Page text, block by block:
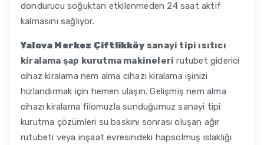
dondurucu soğuktan etkilenmeden 24 saat aktif
kalmasını sağlıyor.
Yalova Merkez Çiftlikköysanayi tipi ısıtıcı
kiralama şap kurutma makineleri rutubet giderici
cihaz kiralama nem alma cihazı kiralama işinizi
hızlandırmak için hemen ulaşın. Gelişmiş nem alma
cihazı kiralama filomuzla sunduğumuz sanayi tipi
kurutma çözümleri su baskını sonrası oluşan ağır
rutubeti veya inşaat evresindeki hapsolmuş ıslaklığı